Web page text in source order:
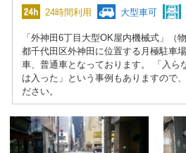
24時間利用 大型車可
「外神田6丁目大型OK屋内機械式」（
都千代田区外神田に位置する月極駐車
車、普通車となっております。 「入ら
は入った」という事例もありますので
ださい。